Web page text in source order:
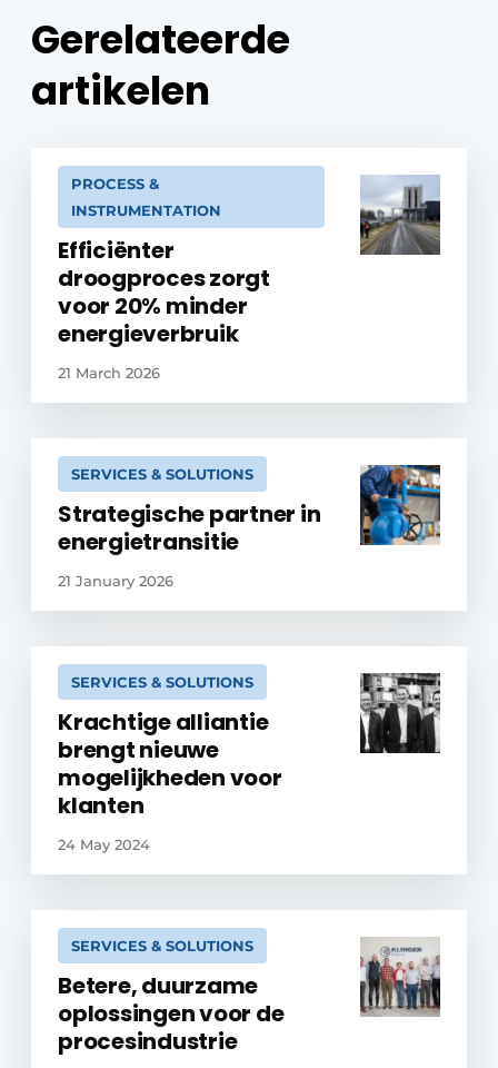
Gerelateerde
artikelen
PROCESS &
INSTRUMENTATION
Efficiënter
droogproces zorgt
voor 20% minder
energieverbruik
21 March 2026
SERVICES & SOLUTIONS
Strategische partner in
energietransitie
21 January 2026
SERVICES & SOLUTIONS
Krachtige alliantie
brengt nieuwe
mogelijkheden voor
klanten
24 May 2024
SERVICES & SOLUTIONS
Betere, duurzame
oplossingen voor de
procesindustrie